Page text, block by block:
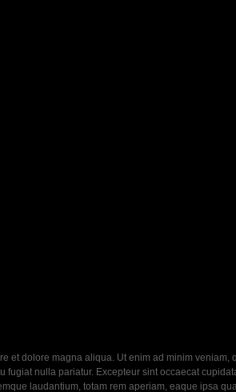
et dolore magna aliqua. Ut enim ad minim
nulla pariatur. Excepteur sint occaecat
laudantium, totam rem aperiam, eaque ipsa